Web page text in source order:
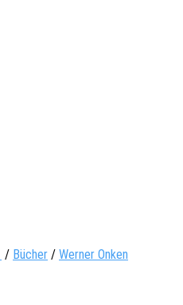
/ Bücher / Werner Onken